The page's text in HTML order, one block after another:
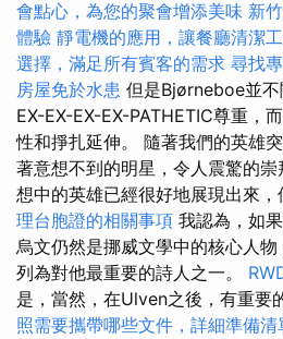
會點心，為您的聚會增添美味 新
體驗 靜電機的應用，讓餐廳清潔
選擇，滿足所有賓客的需求 尋找
房屋免於水患 但是Bjørneboe並
EX-EX-EX-EX-PATHETIC尊重，
性和掙扎延伸。 隨著我們的英雄
著意想不到的明星，令人震驚的
想中的英雄已經很好地展現出來，
理台胞證的相關事項 我認為，如
烏文仍然是挪威文學中的核心人
列為對他最重要的詩人之一。
是，當然，在Ulven之後，有重要
照需要攜帶哪些文件，詳細準備清